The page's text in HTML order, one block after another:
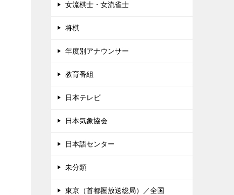
女流棋士・女流雀士
将棋
年度別アナウンサー
教育番組
日本テレビ
日本気象協会
日本語センター
未分類
東京（首都圏放送総局）／全国